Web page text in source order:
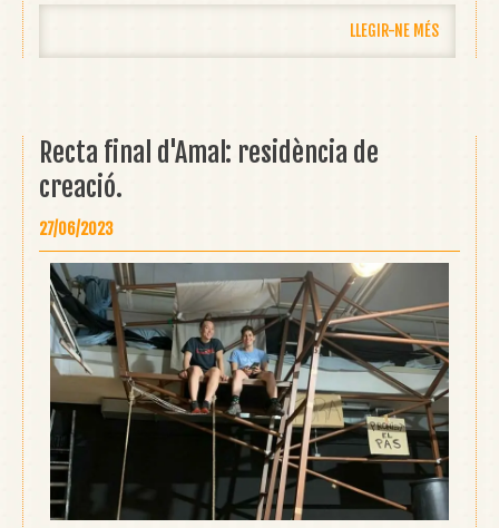
LLEGIR-NE MÉS
Recta final d'Amal: residència de
creació.
27/06/2023